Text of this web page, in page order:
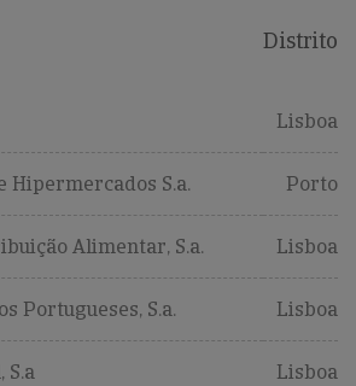
Distrito
Lisboa
Hipermercados S.a. Porto
Alimentar, S.a. Lisboa
Portugueses, S.a. Lisboa
S.a Lisboa